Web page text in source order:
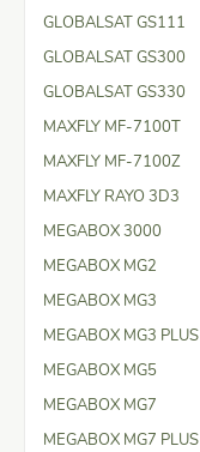
GLOBALSAT GS111
GLOBALSAT GS300
GLOBALSAT GS330
MAXFLY MF-7100T
MAXFLY MF-7100Z
MAXFLY RAYO 3D3
MEGABOX 3000
MEGABOX MG2
MEGABOX MG3
MEGABOX MG3 PLUS
MEGABOX MG5
MEGABOX MG7
MEGABOX MG7 PLUS